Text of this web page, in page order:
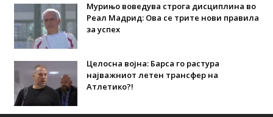
Мурињо воведува строга дисциплина во
Реал Мадрид: Ова се трите нови правила
за успех
Целосна војна: Барса го растура
најважниот летен трансфер на
Атлетико?!